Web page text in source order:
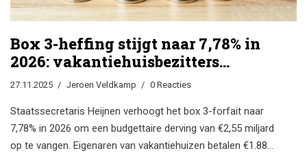
Box 3-heffing stijgt naar 7,78% in
2026: vakantiehuisbezitters
betalen €1.883 meer
27.11.2025 Jeroen Veldkamp 0 Reacties
Staatssecretaris Heijnen verhoogt het box 3-forfait naar
7,78% in 2026 om een budgettaire derving van €2,55 miljard
op te vangen. Eigenaren van vakantiehuizen betalen €1.883